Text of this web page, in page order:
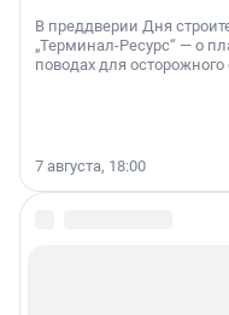
В преддверии Дня
„Терминал-Ресурс“ — о
поводах для
7 августа, 18:00